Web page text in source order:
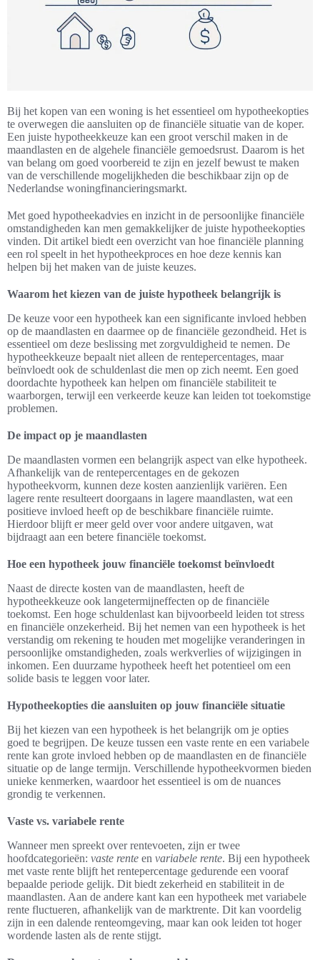
Bij het kopen van een woning is het essentieel om hypotheekopties
te overwegen die aansluiten op de financiële situatie van de koper.
Een juiste hypotheekkeuze kan een groot verschil maken in de
maandlasten en de algehele financiële gemoedsrust. Daarom is het
van belang om goed voorbereid te zijn en jezelf bewust te maken
van de verschillende mogelijkheden die beschikbaar zijn op de
Nederlandse woningfinancieringsmarkt.
Met goed hypotheekadvies en inzicht in de persoonlijke financiële
omstandigheden kan men gemakkelijker de juiste hypotheekopties
vinden. Dit artikel biedt een overzicht van hoe financiële planning
een rol speelt in het hypotheekproces en hoe deze kennis kan
helpen bij het maken van de juiste keuzes.
Waarom het kiezen van de juiste hypotheek belangrijk is
De keuze voor een hypotheek kan een significante invloed hebben
op de maandlasten en daarmee op de financiële gezondheid. Het is
essentieel om deze beslissing met zorgvuldigheid te nemen. De
hypotheekkeuze bepaalt niet alleen de rentepercentages, maar
beïnvloedt ook de schuldenlast die men op zich neemt. Een goed
doordachte hypotheek kan helpen om financiële stabiliteit te
waarborgen, terwijl een verkeerde keuze kan leiden tot toekomstige
problemen.
De impact op je maandlasten
De maandlasten vormen een belangrijk aspect van elke hypotheek.
Afhankelijk van de rentepercentages en de gekozen
hypotheekvorm, kunnen deze kosten aanzienlijk variëren. Een
lagere rente resulteert doorgaans in lagere maandlasten, wat een
positieve invloed heeft op de beschikbare financiële ruimte.
Hierdoor blijft er meer geld over voor andere uitgaven, wat
bijdraagt aan een betere financiële toekomst.
Hoe een hypotheek jouw financiële toekomst beïnvloedt
Naast de directe kosten van de maandlasten, heeft de
hypotheekkeuze ook langetermijneffecten op de financiële
toekomst. Een hoge schuldenlast kan bijvoorbeeld leiden tot stress
en financiële onzekerheid. Bij het nemen van een hypotheek is het
verstandig om rekening te houden met mogelijke veranderingen in
persoonlijke omstandigheden, zoals werkverlies of wijzigingen in
inkomen. Een duurzame hypotheek heeft het potentieel om een
solide basis te leggen voor later.
Hypotheekopties die aansluiten op jouw financiële situatie
Bij het kiezen van een hypotheek is het belangrijk om je opties
goed te begrijpen. De keuze tussen een vaste rente en een variabele
rente kan grote invloed hebben op de maandlasten en de financiële
situatie op de lange termijn. Verschillende hypotheekvormen bieden
unieke kenmerken, waardoor het essentieel is om de nuances
grondig te verkennen.
Vaste vs. variabele rente
Wanneer men spreekt over rentevoeten, zijn er twee
hoofdcategorieën: vaste rente en variabele rente. Bij een hypotheek
met vaste rente blijft het rentepercentage gedurende een vooraf
bepaalde periode gelijk. Dit biedt zekerheid en stabiliteit in de
maandlasten. Aan de andere kant kan een hypotheek met variabele
rente fluctueren, afhankelijk van de marktrente. Dit kan voordelig
zijn in een dalende renteomgeving, maar kan ook leiden tot hoger
wordende lasten als de rente stijgt.